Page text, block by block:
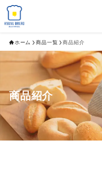
ホーム 商品一覧 商品紹介
商品紹介